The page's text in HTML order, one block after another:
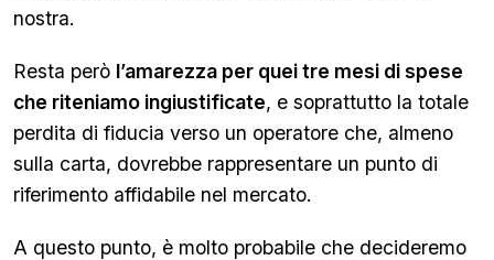
nostra.
Resta però l’amarezza per quei tre mesi di spese
che riteniamo ingiustificate, e soprattutto la totale
perdita di fiducia verso un operatore che, almeno
sulla carta, dovrebbe rappresentare un punto di
riferimento affidabile nel mercato.
A questo punto, è molto probabile che decideremo